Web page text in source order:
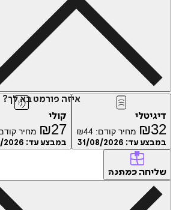
איזה פורמט בא לך?
₪ מחיר קודם: ₪44
עד:31/08/2026
₪ 27 מחיר קודם: ₪44
במבצע עד:31/08/2026
כמתנה